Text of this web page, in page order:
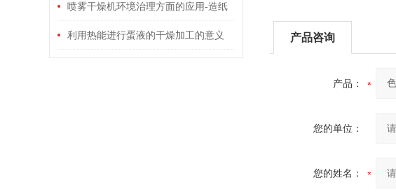
喷雾干燥机环境治理方面的应用-造纸
废液的回收
利用热能进行蛋液的干燥加工的意义 产品咨询
产品：
您的单位：
您的姓名：